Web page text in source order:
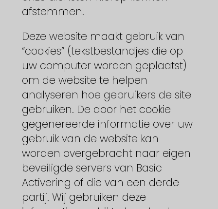
afstemmen.
Deze website maakt gebruik van
“cookies” (tekstbestandjes die op
uw computer worden geplaatst)
om de website te helpen
analyseren hoe gebruikers de site
gebruiken. De door het cookie
gegenereerde informatie over uw
gebruik van de website kan
worden overgebracht naar eigen
beveiligde servers van Basic
Activering of die van een derde
partij. Wij gebruiken deze